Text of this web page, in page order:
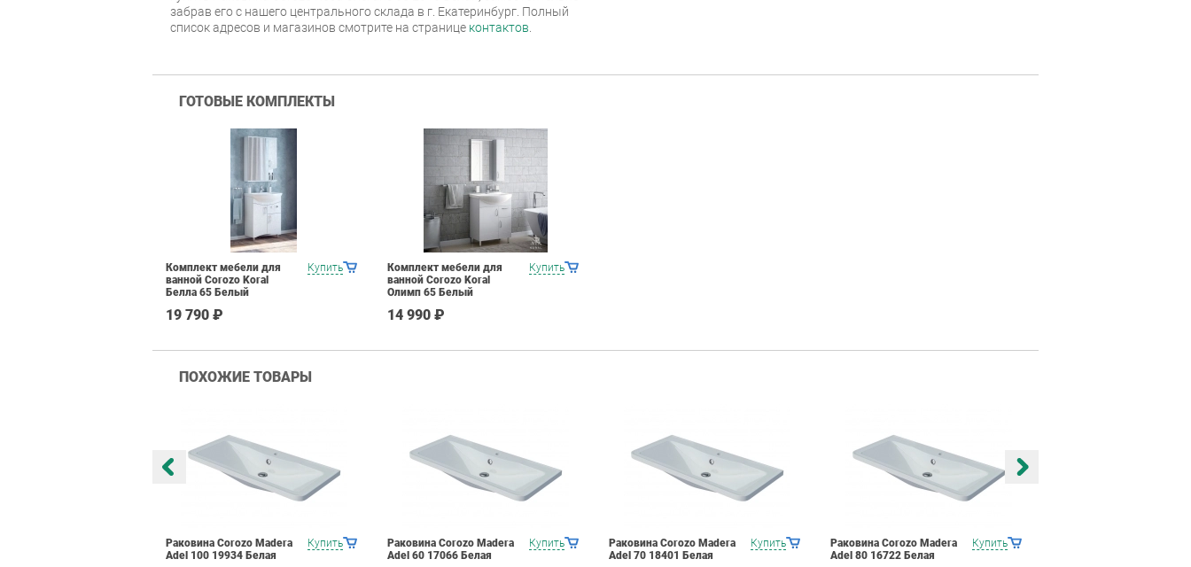
забрав его с нашего центрального склада в г. Екатеринбург. Полный
список адресов и магазинов смотрите на странице контактов
ГОТОВЫЕ КОМПЛЕКТЫ
Купить
Комплект мебели для
ванной Corozo Koral
Белла 65 Белый
19 790 ₽
Купить
Комплект мебели для
ванной Corozo Koral
Олимп 65 Белый
14 990 ₽
ПОХОЖИЕ ТОВАРЫ
Купить
Раковина Corozo Madera
Adel 100 19934 Белая
Купить
Раковина Corozo Madera
Adel 60 17066 Белая
Купить
Раковина Corozo Madera
Adel 70 18401 Белая
Купить
Раковина Corozo Madera
Adel 80 16722 Белая